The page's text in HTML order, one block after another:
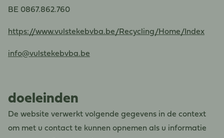
BE 0867.862.760
https://www.vulstekebvba.be/Recycling/Home/Index
info@vulstekebvba.be
doeleinden
De website verwerkt volgende gegevens in de context
om met u contact te kunnen opnemen als u informatie